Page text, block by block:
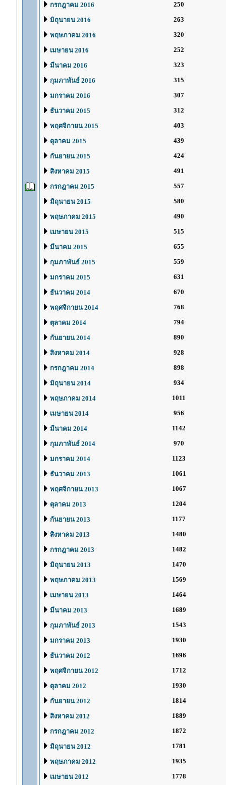
กรกฎาคม 2016 250
มิถุนายน 2016 263
พฤษภาคม 2016 320
เมษายน 2016 252
มีนาคม 2016 323
กุมภาพันธ์ 2016 315
มกราคม 2016 307
ธันวาคม 2015 312
พฤศจิกายน 2015 403
ตุลาคม 2015 439
กันยายน 2015 424
สิงหาคม 2015 491
กรกฎาคม 2015 557
มิถุนายน 2015 580
พฤษภาคม 2015 490
เมษายน 2015 515
มีนาคม 2015 655
กุมภาพันธ์ 2015 559
มกราคม 2015 631
ธันวาคม 2014 670
พฤศจิกายน 2014 768
ตุลาคม 2014 794
กันยายน 2014 890
สิงหาคม 2014 928
กรกฎาคม 2014 898
มิถุนายน 2014 934
พฤษภาคม 2014 1011
เมษายน 2014 956
มีนาคม 2014 1142
กุมภาพันธ์ 2014 970
มกราคม 2014 1123
ธันวาคม 2013 1061
พฤศจิกายน 2013 1067
ตุลาคม 2013 1204
กันยายน 2013 1177
สิงหาคม 2013 1480
กรกฎาคม 2013 1482
มิถุนายน 2013 1470
พฤษภาคม 2013 1569
เมษายน 2013 1464
มีนาคม 2013 1689
กุมภาพันธ์ 2013 1543
มกราคม 2013 1930
ธันวาคม 2012 1696
พฤศจิกายน 2012 1712
ตุลาคม 2012 1930
กันยายน 2012 1814
สิงหาคม 2012 1889
กรกฎาคม 2012 1872
มิถุนายน 2012 1781
พฤษภาคม 2012 1935
เมษายน 2012 1778